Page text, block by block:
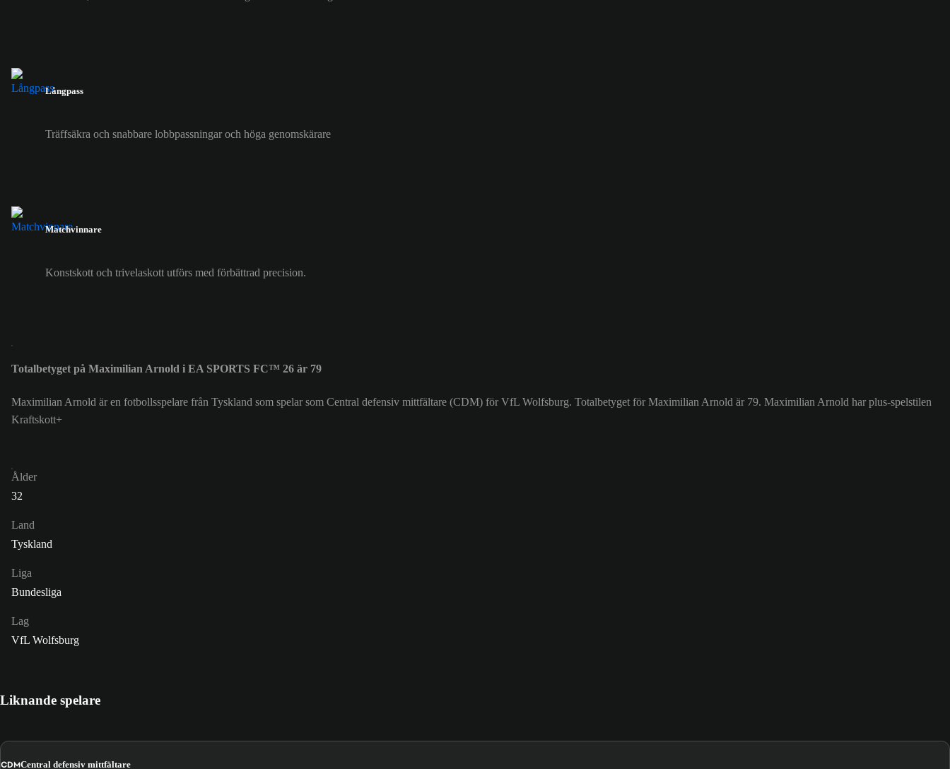
Långpass
Träffsäkra och snabbare lobbpassningar och höga genomskärare
Matchvinnare
Konstskott och trivelaskott utförs med förbättrad precision.
Totalbetyget på Maximilian Arnold i EA SPORTS FC™ 26 är 79
Maximilian Arnold är en fotbollsspelare från Tyskland som spelar som Central defensiv mittfältare (CDM) för VfL Wolfsburg. Totalbetyget för Maximilian Arnold är 79. Maximilian Arnold har plus-spelstilen
Kraftskott+
Ålder
32
Land
Tyskland
Liga
Bundesliga
Lag
VfL Wolfsburg
Liknande spelare
CDMCentral defensiv mittfältare